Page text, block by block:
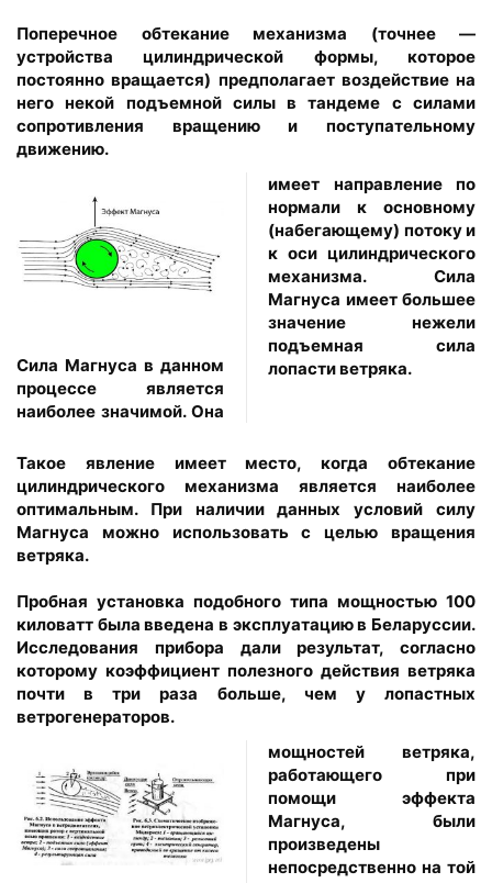
Поперечное обтекание механизма (точнее —
устройства цилиндрической формы, которое
постоянно вращается) предполагает воздействие на
него некой подъемной силы в тандеме с силами
сопротивления вращению и поступательному
движению.
Сила Магнуса в данном
процессе является
наиболее значимой. Она
имеет направление по
нормали к основному
(набегающему) потоку и
к оси цилиндрического
механизма. Сила
Магнуса имеет большее
значение нежели
подъемная сила
лопасти ветряка.
Такое явление имеет место, когда обтекание
цилиндрического механизма является наиболее
оптимальным. При наличии данных условий силу
Магнуса можно использовать с целью вращения
ветряка.
Пробная установка подобного типа мощностью 100
киловатт была введена в эксплуатацию в Беларуссии.
Исследования прибора дали результат, согласно
которому коэффициент полезного действия ветряка
почти в три раза больше, чем у лопастных
ветрогенераторов.
мощностей ветряка,
работающего при
помощи эффекта
Магнуса, были
произведены
непосредственно на той